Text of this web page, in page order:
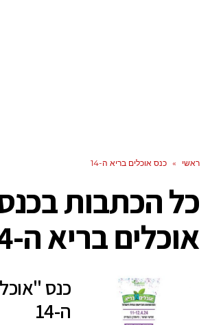
ראשי » כנס אוכלים בריא ה-14
כל הכתבות ב
אוכלים בריא ה-14
כנס
ה-14